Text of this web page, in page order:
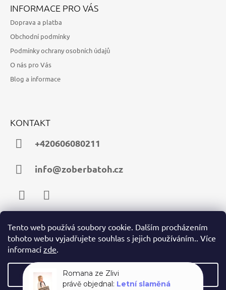
Tento web používá soubory cookie. Dalším procházením
tohoto webu vyjadřujete souhlas s jejich používáním.. Více
informací zde.
Nastavení
INFORMACE PRO VÁS
Doprava a platba
Obchodní podmínky
Podmínky ochrany osobních údajů
O nás pro Vás
Blog a informace
KONTAKT
+420606080211
info@zoberbatoh.cz
FacebookInstagram
PŘIJÍMÁME ONLINE PLATBY
Romana ze Zlivi